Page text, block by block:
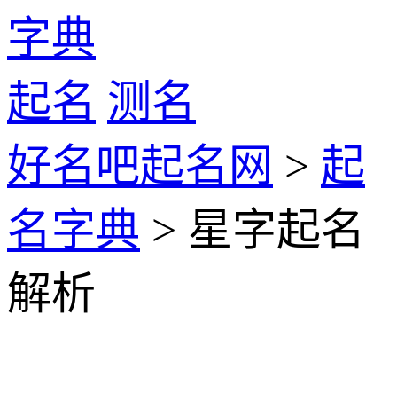
字典
起名 测名
好名吧起名网 > 起
名字典 > 星字起名
解析